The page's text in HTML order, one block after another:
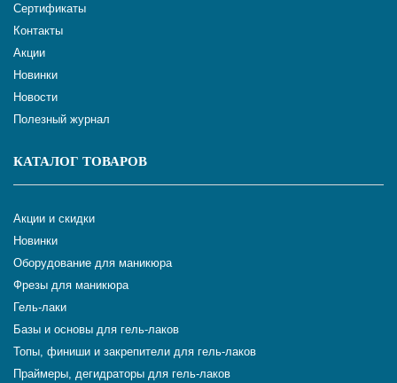
Сертификаты
Контакты
Акции
Новинки
Новости
Полезный журнал
КАТАЛОГ ТОВАРОВ
Акции и скидки
Новинки
Оборудование для маникюра
Фрезы для маникюра
Гель-лаки
Базы и основы для гель-лаков
Топы, финиши и закрепители для гель-лаков
Праймеры, дегидраторы для гель-лаков